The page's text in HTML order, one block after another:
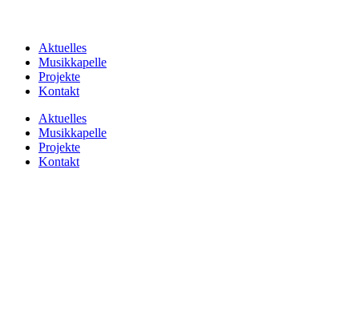
Aktuelles
Musikkapelle
Projekte
Kontakt
Aktuelles
Musikkapelle
Projekte
Kontakt